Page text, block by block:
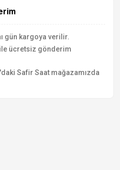
gün kargoya verilir.
ücretsiz gönderim
Safir Saat mağazamızda